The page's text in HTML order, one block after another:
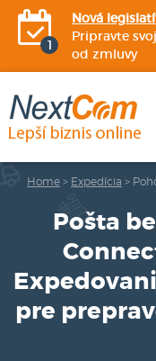
Nová
Pripravte
od zmluvy
Home > Expedícia >
Pošta
pre